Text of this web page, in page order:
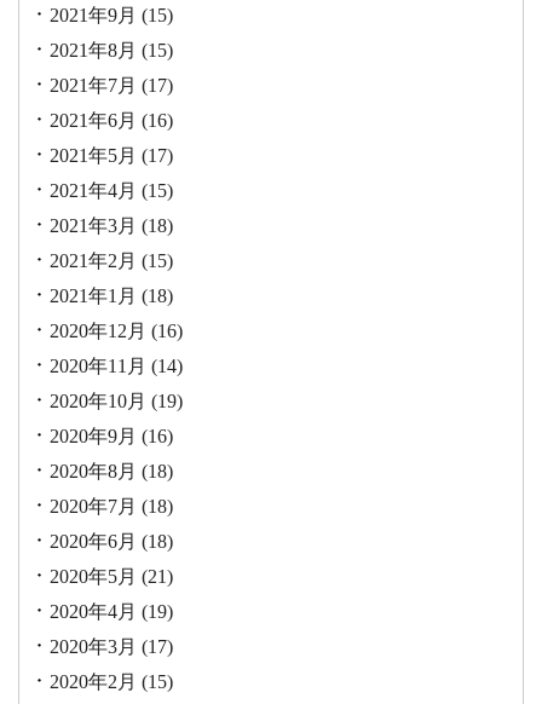
2021年9月 (15)
2021年8月 (15)
2021年7月 (17)
2021年6月 (16)
2021年5月 (17)
2021年4月 (15)
2021年3月 (18)
2021年2月 (15)
2021年1月 (18)
2020年12月 (16)
2020年11月 (14)
2020年10月 (19)
2020年9月 (16)
2020年8月 (18)
2020年7月 (18)
2020年6月 (18)
2020年5月 (21)
2020年4月 (19)
2020年3月 (17)
2020年2月 (15)